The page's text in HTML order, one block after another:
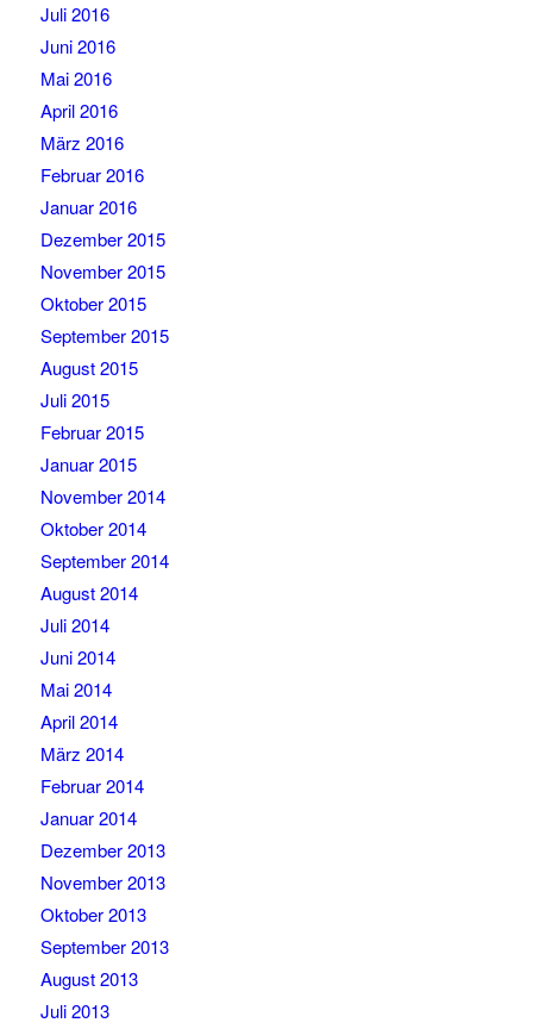
Juli 2016
Juni 2016
Mai 2016
April 2016
März 2016
Februar 2016
Januar 2016
Dezember 2015
November 2015
Oktober 2015
September 2015
August 2015
Juli 2015
Februar 2015
Januar 2015
November 2014
Oktober 2014
September 2014
August 2014
Juli 2014
Juni 2014
Mai 2014
April 2014
März 2014
Februar 2014
Januar 2014
Dezember 2013
November 2013
Oktober 2013
September 2013
August 2013
Juli 2013